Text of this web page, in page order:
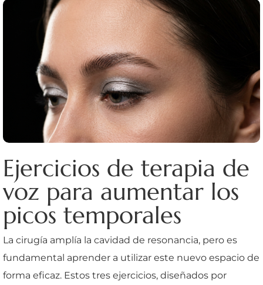
Ejercicios de terapia de
voz para aumentar los
picos temporales
La cirugía amplía la cavidad de resonancia, pero es
fundamental aprender a utilizar este nuevo espacio de
forma eficaz. Estos tres ejercicios, diseñados por